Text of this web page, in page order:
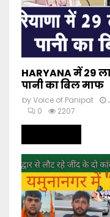
HARYANA में 29
पानी का बिल माफ
byVoice of Panipat
0
2207